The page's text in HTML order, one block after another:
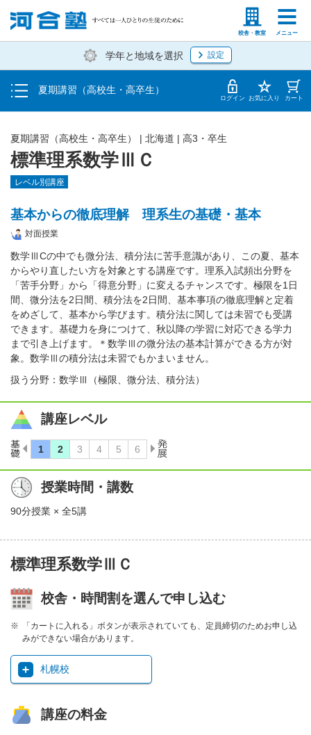
校舎・教室 メニュー
塾生の方 高等学校の先生
学年と地域を選択 設定
夏期講習（高校生・高卒生）
受講料・お申し込み方法
受講開始までの流れ
校舎・教室一覧 ログイン お気に入り カート
標準理系数学ⅢＣ
夏期講習（高校生・高卒生） | 北海道 | 高3・卒生
レベル別講座
基本からの徹底理解 理系生の基礎・基本
対面授業
数学ⅢCの中でも微分法、積分法に苦手意識があり、この夏、基本
からやり直したい方を対象とする講座です。理系入試頻出分野を
「苦手分野」から「得意分野」に変えるチャンスです。極限を1日
間、微分法を2日間、積分法を2日間、基本事項の徹底理解と定着
をめざして、基本から学びます。積分法に関しては未習でも受講
できます。基礎力を身につけて、秋以降の学習に対応できる学力
まで引き上げます。＊数学Ⅲの微分法の基本計算ができる方が対
象。数学Ⅲの積分法は未習でもかまいません。
扱う分野：数学Ⅲ（極限、微分法、積分法）
講座レベル
授業時間・講数
90分授業 × 全5講
標準理系数学ⅢＣ
校舎・時間割を選んで申し込む
「カートに入れる」ボタンが表示されていても、定員締切のためお申し込
みができない場合があります。
札幌校
講座の料金